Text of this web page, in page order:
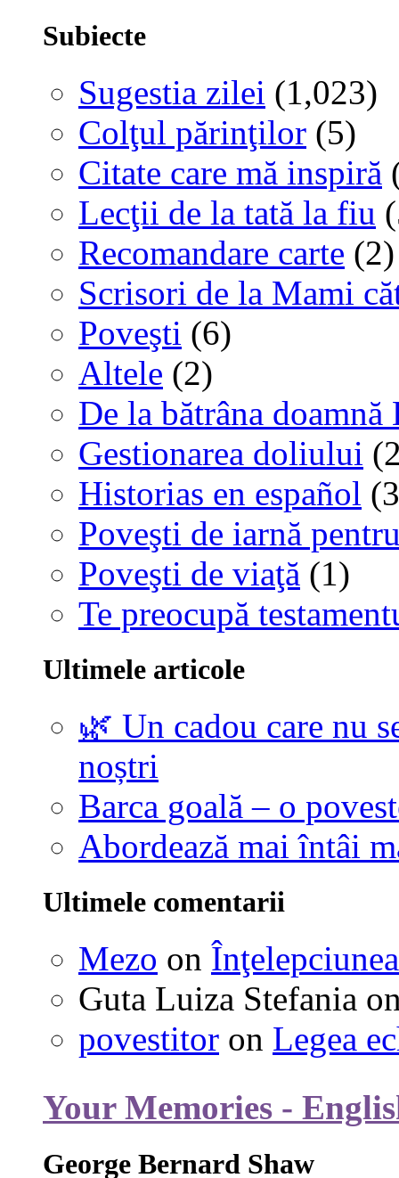
Subiecte
Sugestia zilei (1,023)
Colţul părinţilor (5)
Citate care mă inspiră
Lecţii de la tată la fiu
Recomandare carte (2)
Scrisori de la Mami
Poveşti (6)
Altele (2)
De la bătrâna
Gestionarea doliului
Historias en español
Poveşti de iarnă
Poveşti de viaţă (1)
Te preocupă
Ultimele articole
🌿 Un cadou care nu
noștri
Barca goală – o
Abordează mai întâi
Ultimele comentarii
Mezo on Înţelepciunea
Guta Luiza Stefania
povestitor on Legea
Your Memories -
George Bernard Shaw